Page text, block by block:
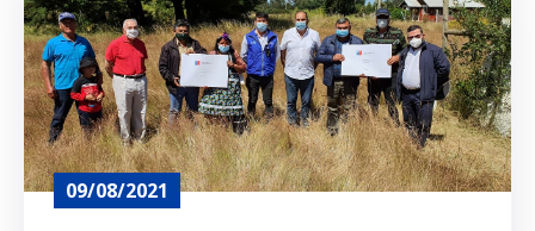
Prensa
09/08/2021